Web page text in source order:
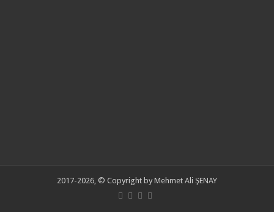
2017-2026, © Copyright by Mehmet Ali ŞENAY